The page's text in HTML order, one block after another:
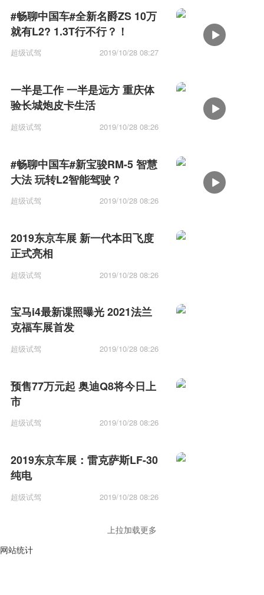
#畅聊中国车#全新名爵ZS 10万
就有L2? 1.3T行不行？！
超级试驾 2019/10/28 08:27
一半是工作 一半是远方 重庆体
验长城炮皮卡生活
超级试驾 2019/10/28 08:26
#畅聊中国车#新宝骏RM-5 智慧
大法 玩转L2智能驾驶？
超级试驾 2019/10/28 08:26
2019东京车展 新一代本田飞度
正式亮相
超级试驾 2019/10/28 08:26
宝马i4最新谍照曝光 2021法兰
克福车展首发
超级试驾 2019/10/28 08:26
预售77万元起 奥迪Q8将今日上
市
超级试驾 2019/10/28 08:26
2019东京车展：雷克萨斯LF-30
纯电
超级试驾 2019/10/28 08:26
上拉加载更多
网站统计